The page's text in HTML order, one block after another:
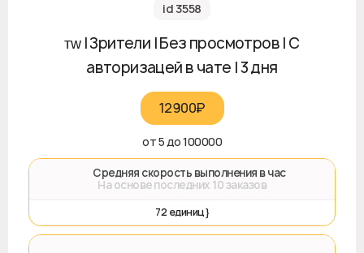
id 3558
ᴛᴡ | Зрители | Без просмотров | С
авторизацей в чате | 3 дня
12900₽‎
от 5 до 100000
🚀 Средняя скорость выполнения в час
На основе последних 10 заказов
72 единиц}